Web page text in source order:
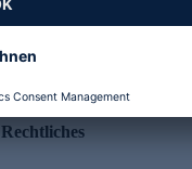
Rechtliches